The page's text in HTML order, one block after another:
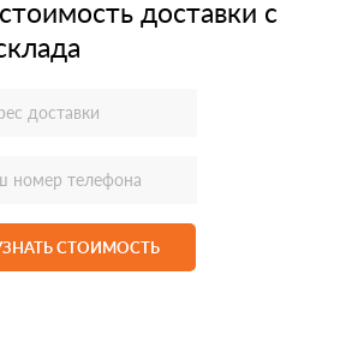
доставки с
СТОИМОСТЬ